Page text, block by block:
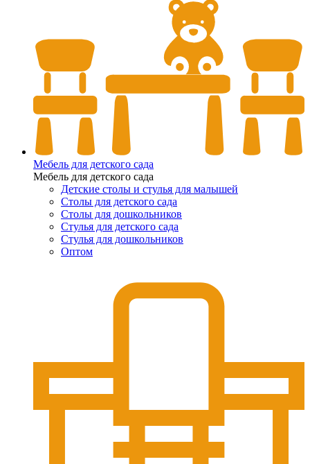
Мебель для детского сада
Мебель для детского сада
Детские столы и стулья для малышей
Столы для детского сада
Столы для дошкольников
Стулья для детского сада
Стулья для дошкольников
Оптом